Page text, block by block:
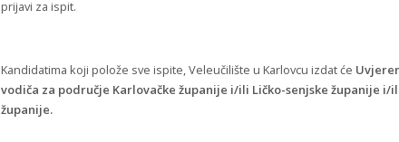
prijavi za ispit.
Kandidatima koji polože sve ispite, Veleučilište u Karlovcu izdat će
vodiča za područje Karlovačke županije i/ili Ličko-senjske županije i/
županije.